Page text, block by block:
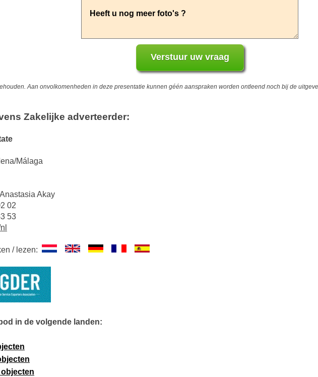
Aan onvolkomenheden in deze presentatie kunnen géén aanspraken worden ontleend noch bij de
Zakelijke adverteerder:
Málaga
Akay
02
53
/ lezen:
in de volgende landen:
objecten